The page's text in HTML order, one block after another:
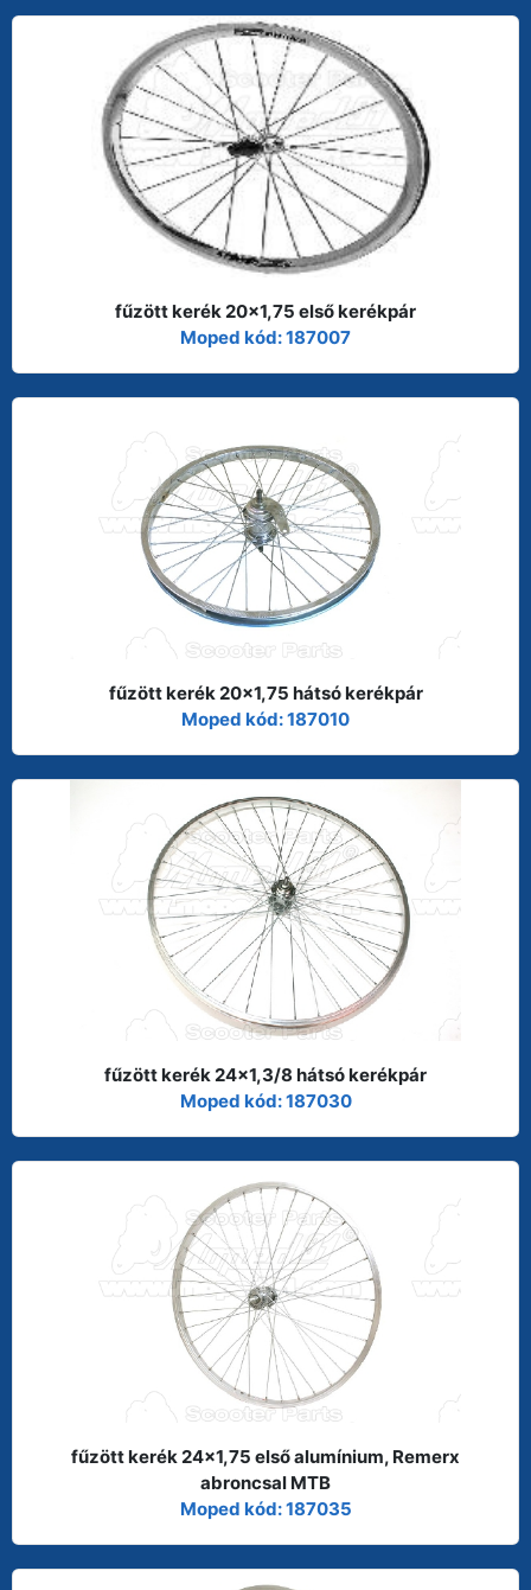
fűzött kerék 20x1,75 első kerékpár
Moped kód: 187007
fűzött kerék 20x1,75 hátsó kerékpár
Moped kód: 187010
fűzött kerék 24x1,3/8 hátsó kerékpár
Moped kód: 187030
fűzött kerék 24x1,75 első alumínium, Remerx
abroncsal MTB
Moped kód: 187035